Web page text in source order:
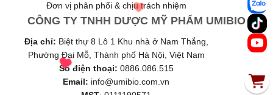
Đơn vị phân phối & chịu trách nhiệm
CÔNG TY TNHH DƯỢC MỸ PHẨM UMIBIO
Địa chỉ: Biệt thự 8 Lô 1 Khu nhà ở Nam Thắng,
Phường Đại Mỗ, Thành phố Hà Nội, Việt Nam
Số điện thoại: 0886.086.515
Email: info@umibio.com.vn